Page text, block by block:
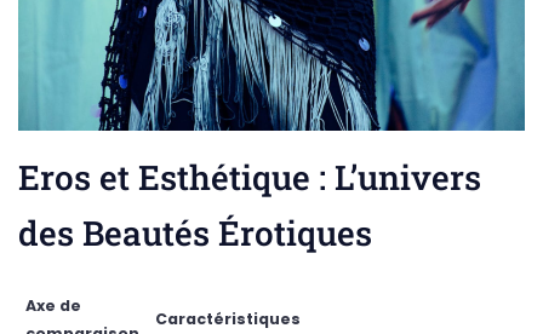
Eros et Esthétique : L’univers
des Beautés Érotiques
Axe de
Caractéristiques